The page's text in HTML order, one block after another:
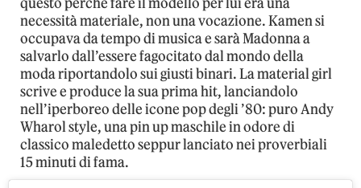
necessità materiale, non una vocazione. Kamen si
occupava da tempo di musica e sarà Madonna a
salvarlo dall’essere fagocitato dal mondo della
moda riportandolo sui giusti binari. La material girl
scrive e produce la sua prima hit, lanciandolo
nell’iperboreo delle icone pop degli ’80: puro Andy
Wharol style, una pin up maschile in odore di
classico maledetto seppur lanciato nei proverbiali
15 minuti di fama.